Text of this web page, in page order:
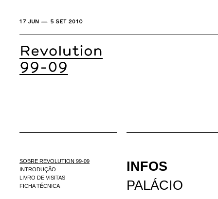
SOBRE REVOLUTION 99-09
INTRODUÇÃO
LIVRO DE VISITAS
FICHA TÉCNICA
INFOS
PALÁCIO